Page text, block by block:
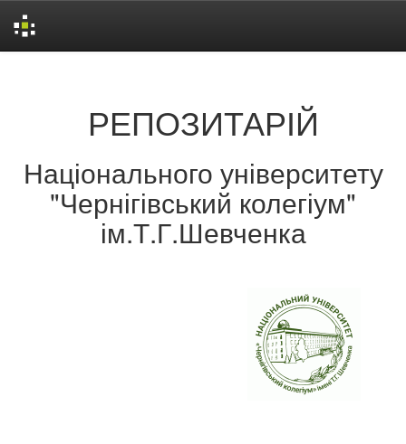
РЕПОЗИТАРІЙ
Національного університету
"Чернігівський колегіум"
ім.Т.Г.Шевченка